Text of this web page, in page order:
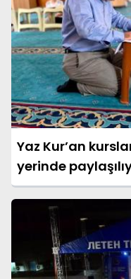
Yaz Kur’an
yerinde